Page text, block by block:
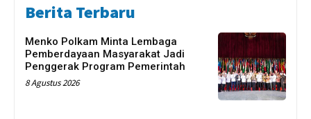
Berita Terbaru
Menko Polkam Minta Lembaga
Pemberdayaan Masyarakat Jadi
Penggerak Program Pemerintah
8 Agustus 2026